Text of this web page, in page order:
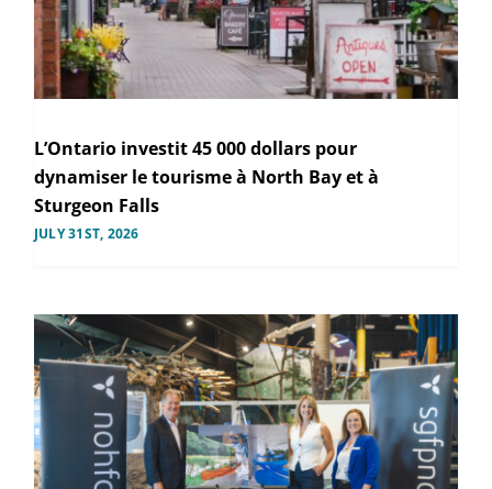
L’Ontario investit 45 000 dollars pour
dynamiser le tourisme à North Bay et à
Sturgeon Falls
JULY 31ST, 2026